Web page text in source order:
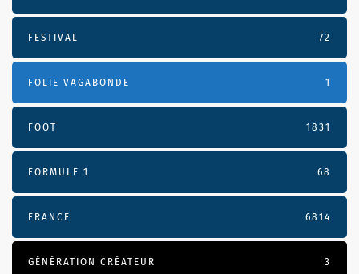
FESTIVAL 72
FOLIE VAGABONDE 1
FOOT 1831
FORMULE 1 68
FRANCE 6814
GÉNÉRATION CRÉATEUR 3